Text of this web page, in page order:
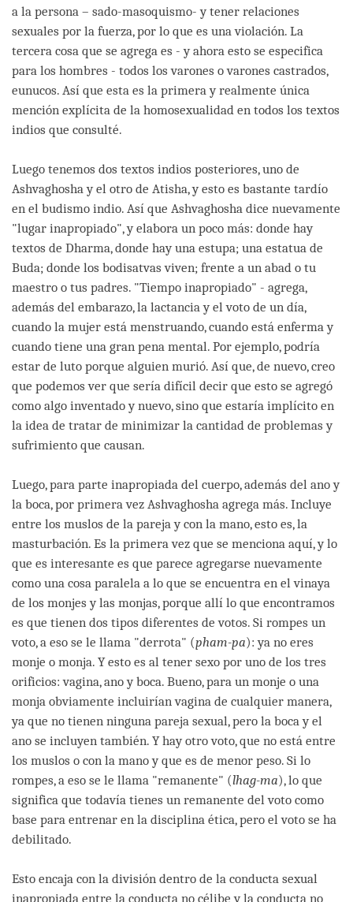
a la persona – sado-masoquismo- y tener relaciones
sexuales por la fuerza, por lo que es una violación. La
tercera cosa que se agrega es - y ahora esto se especifica
para los hombres - todos los varones o varones castrados,
eunucos. Así que esta es la primera y realmente única
mención explícita de la homosexualidad en todos los textos
indios que consulté.
Luego tenemos dos textos indios posteriores, uno de
Ashvaghosha y el otro de Atisha, y esto es bastante tardío
en el budismo indio. Así que Ashvaghosha dice nuevamente
"lugar inapropiado", y elabora un poco más: donde hay
textos de Dharma, donde hay una estupa; una estatua de
Buda; donde los bodisatvas viven; frente a un abad o tu
maestro o tus padres. "Tiempo inapropiado" - agrega,
además del embarazo, la lactancia y el voto de un día,
cuando la mujer está menstruando, cuando está enferma y
cuando tiene una gran pena mental. Por ejemplo, podría
estar de luto porque alguien murió. Así que, de nuevo, creo
que podemos ver que sería difícil decir que esto se agregó
como algo inventado y nuevo, sino que estaría implícito en
la idea de tratar de minimizar la cantidad de problemas y
sufrimiento que causan.
Luego, para parte inapropiada del cuerpo, además del ano y
la boca, por primera vez Ashvaghosha agrega más. Incluye
entre los muslos de la pareja y con la mano, esto es, la
masturbación. Es la primera vez que se menciona aquí, y lo
que es interesante es que parece agregarse nuevamente
como una cosa paralela a lo que se encuentra en el vinaya
de los monjes y las monjas, porque allí lo que encontramos
es que tienen dos tipos diferentes de votos. Si rompes un
voto, a eso se le llama "derrota" (pham-pa): ya no eres
monje o monja. Y esto es al tener sexo por uno de los tres
orificios: vagina, ano y boca. Bueno, para un monje o una
monja obviamente incluirían vagina de cualquier manera,
ya que no tienen ninguna pareja sexual, pero la boca y el
ano se incluyen también. Y hay otro voto, que no está entre
los muslos o con la mano y que es de menor peso. Si lo
rompes, a eso se le llama "remanente" (lhag-ma), lo que
significa que todavía tienes un remanente del voto como
base para entrenar en la disciplina ética, pero el voto se ha
debilitado.
Esto encaja con la división dentro de la conducta sexual
inapropiada entre la conducta no célibe y la conducta no